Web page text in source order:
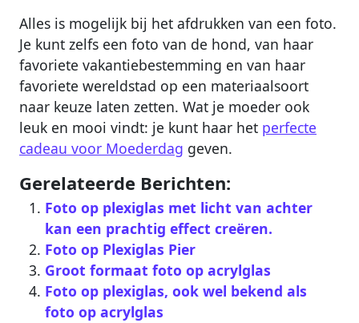
Alles is mogelijk bij het afdrukken van een foto.
Je kunt zelfs een foto van de hond, van haar
favoriete vakantiebestemming en van haar
favoriete wereldstad op een materiaalsoort
naar keuze laten zetten. Wat je moeder ook
leuk en mooi vindt: je kunt haar het perfecte
cadeau voor Moederdag geven.
Gerelateerde Berichten:
Foto op plexiglas met licht van achter
kan een prachtig effect creëren.
Foto op Plexiglas Pier
Groot formaat foto op acrylglas
Foto op plexiglas, ook wel bekend als
foto op acrylglas